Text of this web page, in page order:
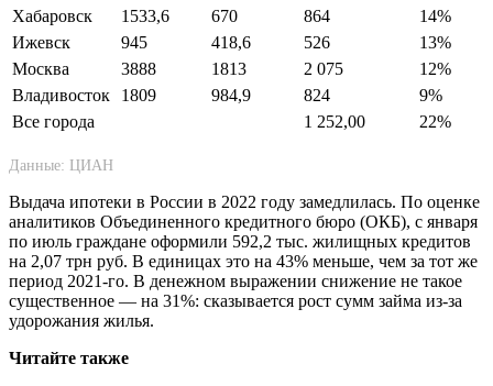
Хабаровск
1533,6 670 864
14%
Ижевск
945 418,6 526
13%
Москва
3888 1813 2 075
12%
Владивосток
1809 984,9 824
9%
Все города
1 252,00 22%
Данные: ЦИАН
Выдача ипотеки в России в 2022 году замедлилась. По оценке
аналитиков Объединенного кредитного бюро (ОКБ), с января
по июль граждане оформили 592,2 тыс. жилищных кредитов
на 2,07 трн руб. В единицах это на 43% меньше, чем за тот же
период 2021-го. В денежном выражении снижение не такое
существенное — на 31%: сказывается рост сумм займа из-за
удорожания жилья.
Читайте также